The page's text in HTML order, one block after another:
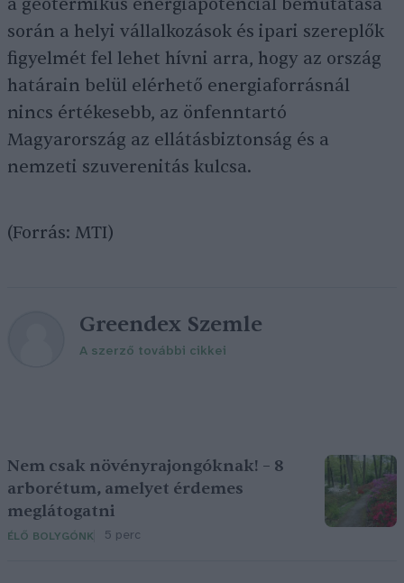
a geotermikus energiapotenciál bemutatása
során a helyi vállalkozások és ipari szereplők
figyelmét fel lehet hívni arra, hogy az ország
határain belül elérhető energiaforrásnál
nincs értékesebb, az önfenntartó
Magyarország az ellátásbiztonság és a
nemzeti szuverenitás kulcsa.
(Forrás: MTI)
Greendex Szemle
A szerző további cikkei
Nem csak növényrajongóknak! – 8
arborétum, amelyet érdemes
meglátogatni
ÉLŐ BOLYGÓNK 5 perc